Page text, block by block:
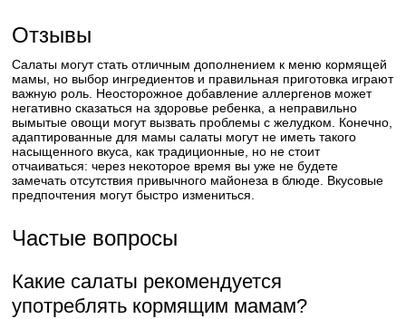
Отзывы
Салаты могут стать отличным дополнением к меню кормящей
мамы, но выбор ингредиентов и правильная приготовка играют
важную роль. Неосторожное добавление аллергенов может
негативно сказаться на здоровье ребенка, а неправильно
вымытые овощи могут вызвать проблемы с желудком. Конечно,
адаптированные для мамы салаты могут не иметь такого
насыщенного вкуса, как традиционные, но не стоит
отчаиваться: через некоторое время вы уже не будете
замечать отсутствия привычного майонеза в блюде. Вкусовые
предпочтения могут быстро измениться.
Частые вопросы
Какие салаты рекомендуется
употреблять кормящим мамам?